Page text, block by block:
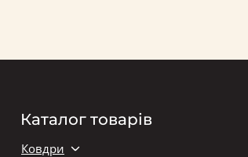
Каталог товарів
Ковдри